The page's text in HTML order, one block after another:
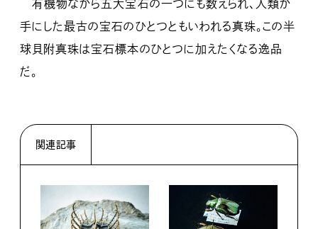
有機物ながら五大宝石の一つにも数えられ、人類が
手にした最古の宝石のひとつともいわれる真珠。この半
球貝附真珠は宝石標本のひとつに加えたくなる逸品
だ。
関連記事